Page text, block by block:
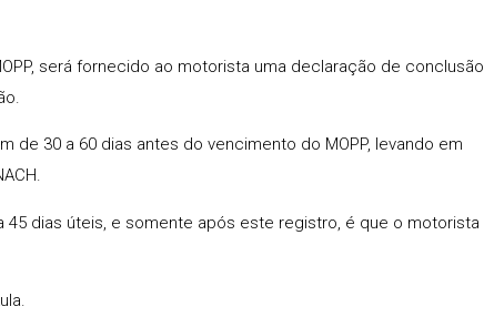
será fornecido ao motorista uma declaração de conclusão
30 a 60 dias antes do vencimento do MOPP, levando em
45 dias úteis, e somente após este registro, é que o motorista